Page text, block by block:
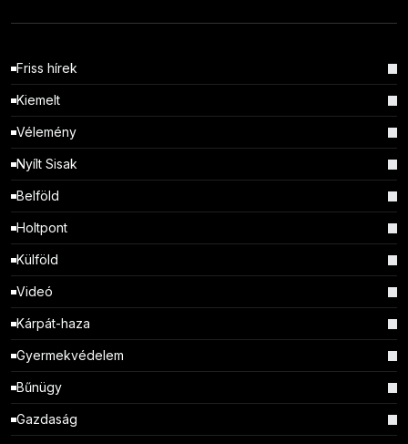
Friss hírek
Kiemelt
Vélemény
Nyílt Sisak
Belföld
Holtpont
Külföld
Videó
Kárpát-haza
Gyermekvédelem
Bűnügy
Gazdaság